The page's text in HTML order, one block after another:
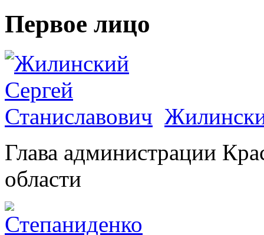
Первое лицо
Глава администрации
области